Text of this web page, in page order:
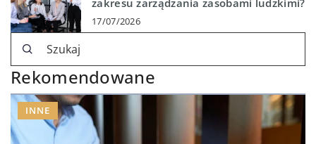
17/07/2026
Rekomendowane
INNE